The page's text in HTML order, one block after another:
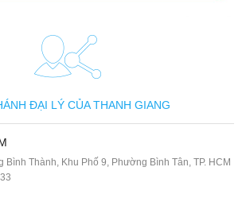
ĐẠI LÝ CỦA THANH GIANG
Bình Thành, Khu Phố 9, Phường Bình Tân, TP. HCM